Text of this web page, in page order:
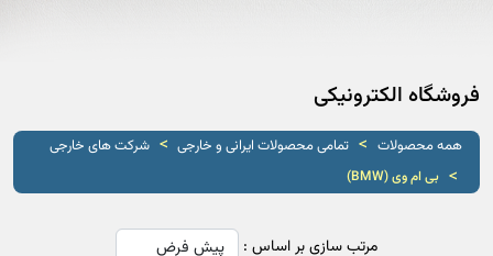
فروشگاه الکترونیکی
همه محصولات > تمامی محصولات ایرانی و خارجی > شرکت های خارجی
> بی ام وی (BMW)
مرتب سازی بر اساس :